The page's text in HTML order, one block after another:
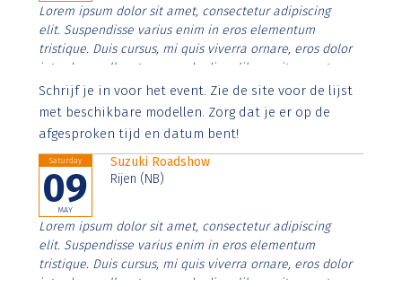
Lorem ipsum dolor sit amet, consectetur adipiscing
elit. Suspendisse varius enim in eros elementum
tristique. Duis cursus, mi quis viverra ornare, eros dolor
interdum nulla, ut commodo diam libero vitae erat.
Aenean faucibus nibh et justo cursus id rutrum lorem
imperdiet. Nunc ut sem vitae risus tristique posuere.
Schrijf je in voor het event. Zie de site voor de lijst
met beschikbare modellen. Zorg dat je er op de
afgesproken tijd en datum bent!
Saturday
09
MAY
Suzuki Roadshow
Rijen (NB)
Lorem ipsum dolor sit amet, consectetur adipiscing
elit. Suspendisse varius enim in eros elementum
tristique. Duis cursus, mi quis viverra ornare, eros dolor
interdum nulla, ut commodo diam libero vitae erat.